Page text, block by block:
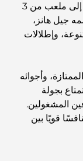
مصرفي شامل
اللحوم
المعيشة
ويضم ملعبًا للبطولات من 18 حفرة، بالإضافة إلى ملعب من 3
جيل هانز،
وإطلالات
وأجوائه
بجولة
المشغولين.
قويًا بين